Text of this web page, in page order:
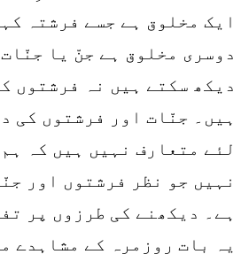
ایک مخلوق ہے جسے فرشتہ
دوسری مخلوق ہے جنّ یا
دیکھ سکتے ہیں نہ فرشتوں
ہیں۔ جنّات اور فرشتوں کی
لئے متعارف نہیں ہیں کہ
نہیں جو نظر فرشتوں اور
ہے۔ دیکھنے کی طرزوں پر
یہ بات روزمرہ کے مشاہدے